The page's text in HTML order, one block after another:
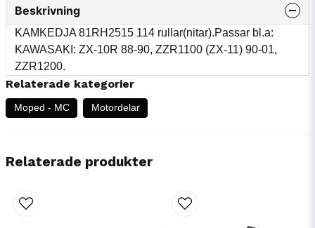
Beskrivning
KAMKEDJA 81RH2515 114 rullar(nitar).Passar bl.a:
KAWASAKI: ZX-10R 88-90, ZZR1100 (ZX-11) 90-01,
ZZR1200.
Relaterade kategorier
Moped - MC Motordelar
Relaterade produkter